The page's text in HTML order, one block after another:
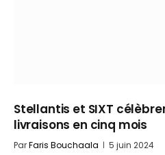
Stellantis et SIXT
livraisons en cinq mois
ParFaris Bouchaala 5 juin 2024